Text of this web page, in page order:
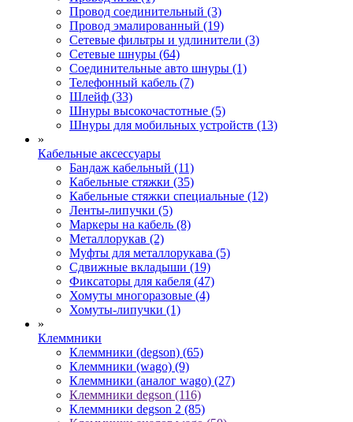
Провод соединительный (3)
Провод эмалированный (19)
Сетевые фильтры и удлинители (3)
Сетевые шнуры (64)
Соединительные авто шнуры (1)
Телефонный кабель (7)
Шлейф (33)
Шнуры высокочастотные (5)
Шнуры для мобильных устройств (13)
»
Кабельные аксессуары
Бандаж кабельный (11)
Кабельные стяжки (35)
Кабельные стяжки специальные (12)
Ленты-липучки (5)
Маркеры на кабель (8)
Металлорукав (2)
Муфты для металлорукава (5)
Сдвижные вкладыши (19)
Фиксаторы для кабеля (47)
Хомуты многоразовые (4)
Хомуты-липучки (1)
»
Клеммники
Клеммники (degson) (65)
Клеммники (wago) (9)
Клеммники (аналог wago) (27)
Клеммники degson (116)
Клеммники degson 2 (85)